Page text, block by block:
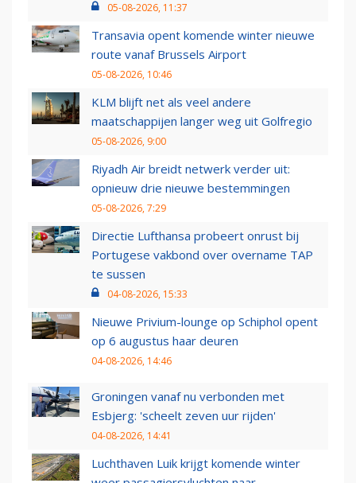
05-08-2026, 11:37
Transavia opent komende winter nieuwe
route vanaf Brussels Airport
05-08-2026, 10:46
KLM blijft net als veel andere
maatschappijen langer weg uit Golfregio
05-08-2026, 9:00
Riyadh Air breidt netwerk verder uit:
opnieuw drie nieuwe bestemmingen
05-08-2026, 7:29
Directie Lufthansa probeert onrust bij
Portugese vakbond over overname TAP
te sussen
04-08-2026, 15:33
Nieuwe Privium-lounge op Schiphol opent
op 6 augustus haar deuren
04-08-2026, 14:46
Groningen vanaf nu verbonden met
Esbjerg: 'scheelt zeven uur rijden'
04-08-2026, 14:41
Luchthaven Luik krijgt komende winter